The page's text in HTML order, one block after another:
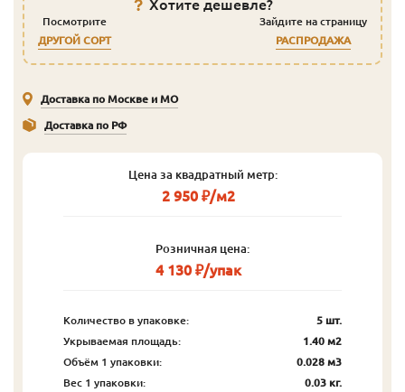
Хотите дешевле?
Посмотрите
ДРУГОЙ СОРТ
Зайдите на страницу
РАСПРОДАЖА
Доставка по Москве и МО
Доставка по РФ
Цена за квадратный метр:
2 950 ₽/м2
Розничная цена:
4 130 ₽/упак
Количество в упаковке:
5 шт.
Укрываемая площадь:
1.40 м2
Объём 1 упаковки:
0.028 м3
Вес 1 упаковки:
0.03 кг.